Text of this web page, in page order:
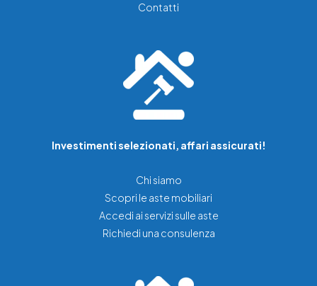
Contatti
Investimenti selezionati, affari assicurati!
Chi siamo
Scopri le aste mobiliari
Accedi ai servizi sulle aste
Richiedi una consulenza